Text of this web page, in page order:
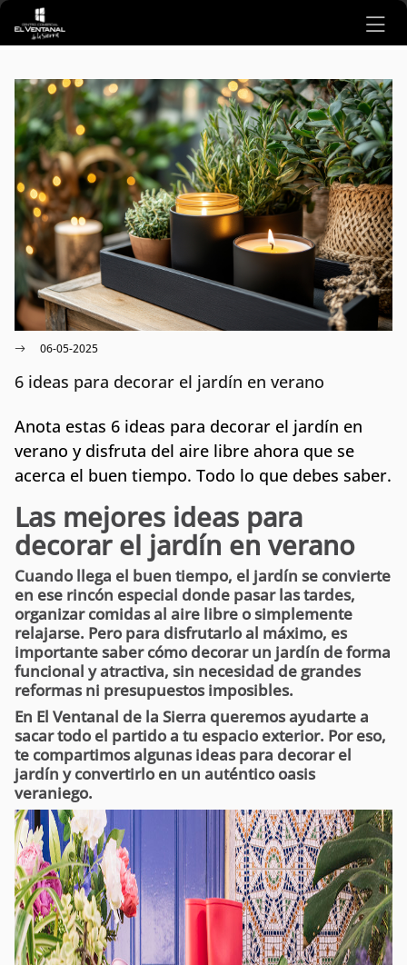
Ir al contenido principal
06-05-2025
6 ideas para decorar el jardín en verano
Anota estas 6 ideas para decorar el jardín en
verano y disfruta del aire libre ahora que se
acerca el buen tiempo. Todo lo que debes saber.
Las mejores ideas para
decorar el jardín en verano
Cuando llega el buen tiempo, el jardín se convierte
en ese rincón especial donde pasar las tardes,
organizar comidas al aire libre o simplemente
relajarse. Pero para disfrutarlo al máximo, es
importante saber cómo decorar un jardín de forma
funcional y atractiva, sin necesidad de grandes
reformas ni presupuestos imposibles.
En El Ventanal de la Sierra queremos ayudarte a
sacar todo el partido a tu espacio exterior. Por eso,
te compartimos algunas ideas para decorar el
jardín yconvertirlo en un auténtico oasis
veraniego.